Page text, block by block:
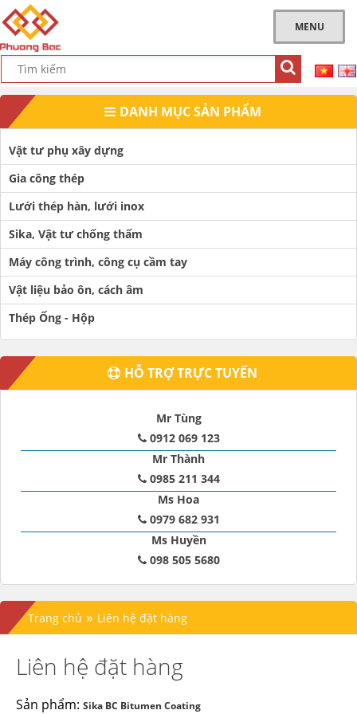
MENU
DANH MỤC SẢN PHẨM
Vật tư phụ xây dựng
Gia công thép
Lưới thép hàn, lưới inox
Sika, Vật tư chống thấm
Máy công trình, công cụ cầm tay
Vật liệu bảo ôn, cách âm
Thép Ống - Hộp
HỖ TRỢ TRỰC TUYẾN
Mr Tùng
0912 069 123
Mr Thành
0985 211 344
Ms Hoa
0979 682 931
Ms Huyền
098 505 5680
Trang chủ » Liên hệ đặt hàng
Liên hệ đặt hàng
Sản phẩm: Sika BC Bitumen Coating